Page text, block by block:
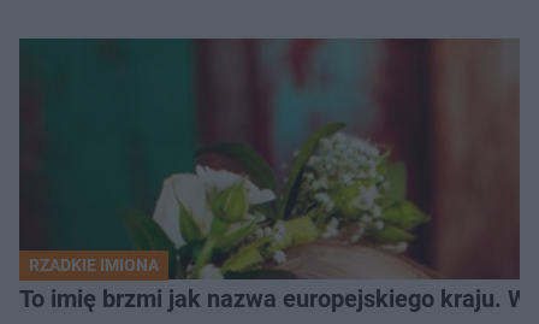
RZADKIE IMIONA
To imię brzmi jak nazwa europejskiego kraju.